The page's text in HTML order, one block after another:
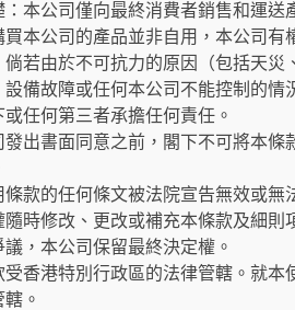
：本公司僅向最終消費者銷售和運
本公司的產品並非自用，本公司有
倘若由於不可抗力的原因（包括天災
設備故障或任何本公司不能控制的
任何第三者承擔任何責任。
發出書面同意之前，閣下不可將本
款的任何條文被法院宣告無效或無
時修改、更改或補充本條款及細則
，本公司保留最終決定權。
受香港特別行政區的法律管轄。就
。